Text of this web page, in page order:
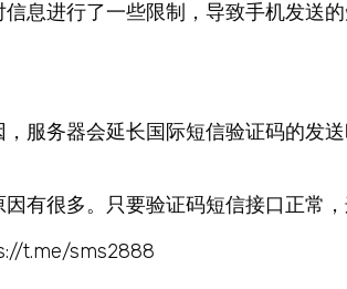
进行了一些限制，导致手机发送
务器会延长国际短信验证码的发送
很多。只要验证码短信接口正常，
t.me/sms2888